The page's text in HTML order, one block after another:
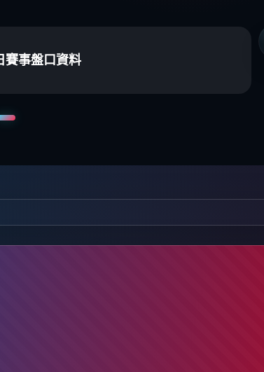
賽事盤口資料